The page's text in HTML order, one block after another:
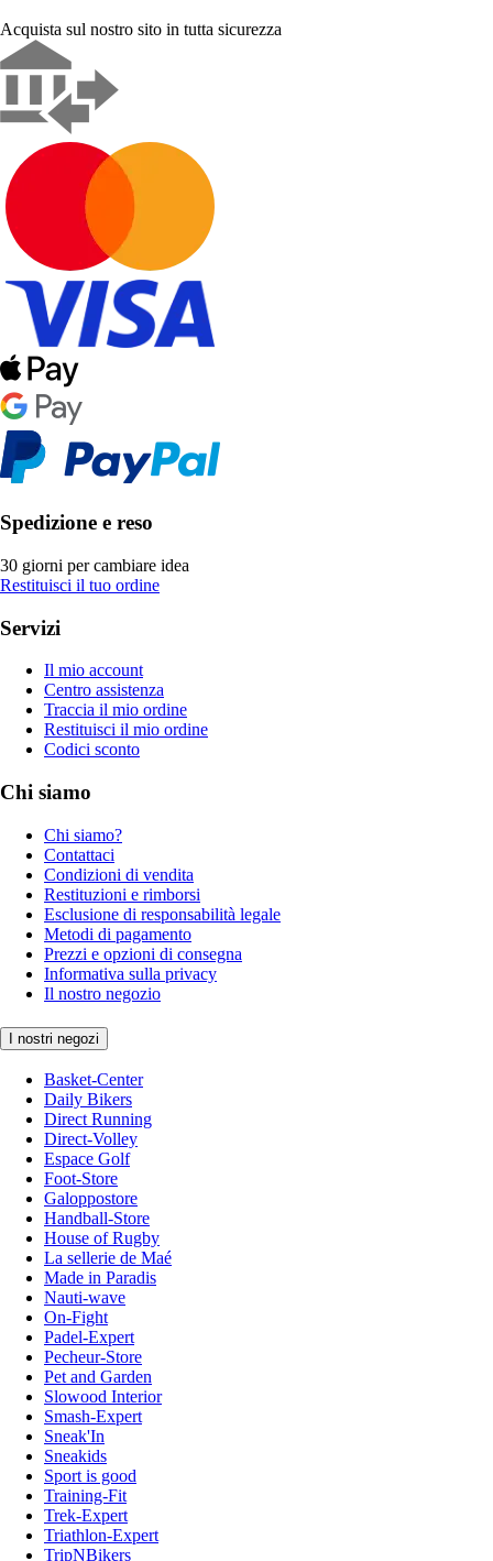
Acquista sul nostro sito in tutta sicurezza
Spedizione e reso
30 giorni per cambiare idea
Restituisci il tuo ordine
Servizi
Il mio account
Centro assistenza
Traccia il mio ordine
Restituisci il mio ordine
Codici sconto
Chi siamo
Chi siamo?
Contattaci
Condizioni di vendita
Restituzioni e rimborsi
Esclusione di responsabilità legale
Metodi di pagamento
Prezzi e opzioni di consegna
Informativa sulla privacy
Il nostro negozio
I nostri negozi
Basket-Center
Daily Bikers
Direct Running
Direct-Volley
Espace Golf
Foot-Store
Galoppostore
Handball-Store
House of Rugby
La sellerie de Maé
Made in Paradis
Nauti-wave
On-Fight
Padel-Expert
Pecheur-Store
Pet and Garden
Slowood Interior
Smash-Expert
Sneak'In
Sneakids
Sport is good
Training-Fit
Trek-Expert
Triathlon-Expert
TripNBikers